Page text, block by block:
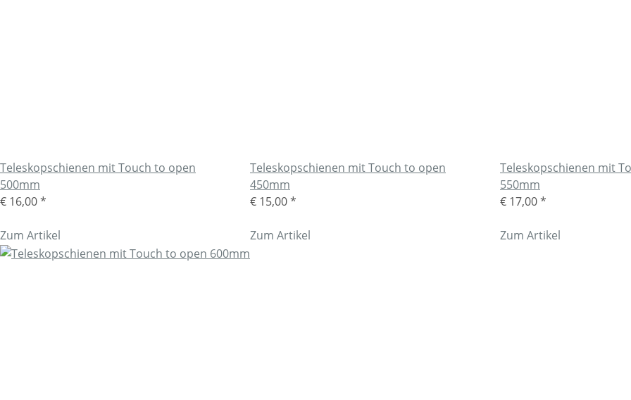
Teleskopschienen mit Touch to open
500mm
€ 16,00*
Zum Artikel
Teleskopschienen mit Touch to open
450mm
€ 15,00*
Zum Artikel
Teleskopschienen mit
550mm
€ 17,00*
Zum Artikel